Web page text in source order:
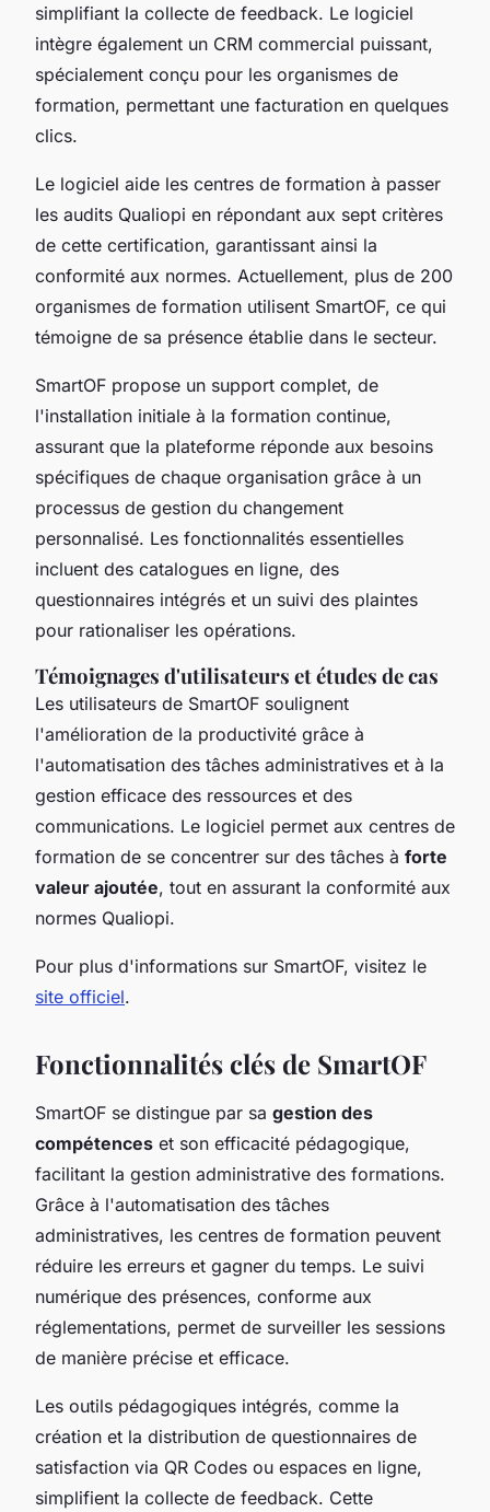
simplifiant la collecte de feedback. Le logiciel
intègre également un CRM commercial puissant,
spécialement conçu pour les organismes de
formation, permettant une facturation en quelques
clics.
Le logiciel aide les centres de formation à passer
les audits Qualiopi en répondant aux sept critères
de cette certification, garantissant ainsi la
conformité aux normes. Actuellement, plus de 200
organismes de formation utilisent SmartOF, ce qui
témoigne de sa présence établie dans le secteur.
SmartOF propose un support complet, de
l'installation initiale à la formation continue,
assurant que la plateforme réponde aux besoins
spécifiques de chaque organisation grâce à un
processus de gestion du changement
personnalisé. Les fonctionnalités essentielles
incluent des catalogues en ligne, des
questionnaires intégrés et un suivi des plaintes
pour rationaliser les opérations.
Témoignages d'utilisateurs et études de cas
Les utilisateurs de SmartOF soulignent
l'amélioration de la productivité grâce à
l'automatisation des tâches administratives et à la
gestion efficace des ressources et des
communications. Le logiciel permet aux centres de
formation de se concentrer sur des tâches à forte
valeur ajoutée, tout en assurant la conformité aux
normes Qualiopi.
Pour plus d'informations sur SmartOF, visitez le
site officiel.
Fonctionnalités clés de SmartOF
SmartOF se distingue par sa gestion des
compétences et son efficacité pédagogique,
facilitant la gestion administrative des formations.
Grâce à l'automatisation des tâches
administratives, les centres de formation peuvent
réduire les erreurs et gagner du temps. Le suivi
numérique des présences, conforme aux
réglementations, permet de surveiller les sessions
de manière précise et efficace.
Les outils pédagogiques intégrés, comme la
création et la distribution de questionnaires de
satisfaction via QR Codes ou espaces en ligne,
simplifient la collecte de feedback. Cette